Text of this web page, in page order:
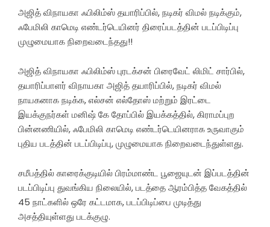
அஜித் விநாயகா ஃபிலிம்ஸ் தயாரிப்பில், நடிகர் விமல் நடிக்கும்,
ஃபேமிலி காமெடி எண்டர்டெயினர் திரைப்படத்தின் படப்பிடிப்பு
முழுமையாக நிறைவடைந்தது!!
அஜித் விநாயகா ஃபிலிம்ஸ் புரடக்சன் பிரைவேட் லிமிட் சார்பில்,
தயாரிப்பாளர் விநாயகா அஜித் தயாரிப்பில், நடிகர் விமல்
நாயகனாக நடிக்க, எல்சன் எல்தோஸ் மற்றும் இரட்டை
இயக்குநர்கள் மனிஷ் கே தோப்பில் இயக்கத்தில், கிராமப்புற
பின்னணியில், ஃபேமிலி காமெடி எண்டர்டெயினராக உருவாகும்
புதிய படத்தின் படப்பிடிப்பு, முழுமையாக நிறைவடைந்துள்ளது.
சமீபத்தில் காரைக்குடியில் பிரம்மாண்ட பூஜையுடன் இப்படத்தின்
படப்பிடிப்பு துவங்கிய நிலையில், படத்தை ஆரம்பித்த வேகத்தில்
45 நாட்களில் ஒரே கட்டமாக, படப்பிடிப்பை முடித்து
அசத்தியுள்ளது படக்குழு.